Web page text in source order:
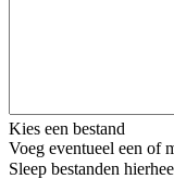
Kies een bestand
Voeg eventueel een of
Sleep bestanden